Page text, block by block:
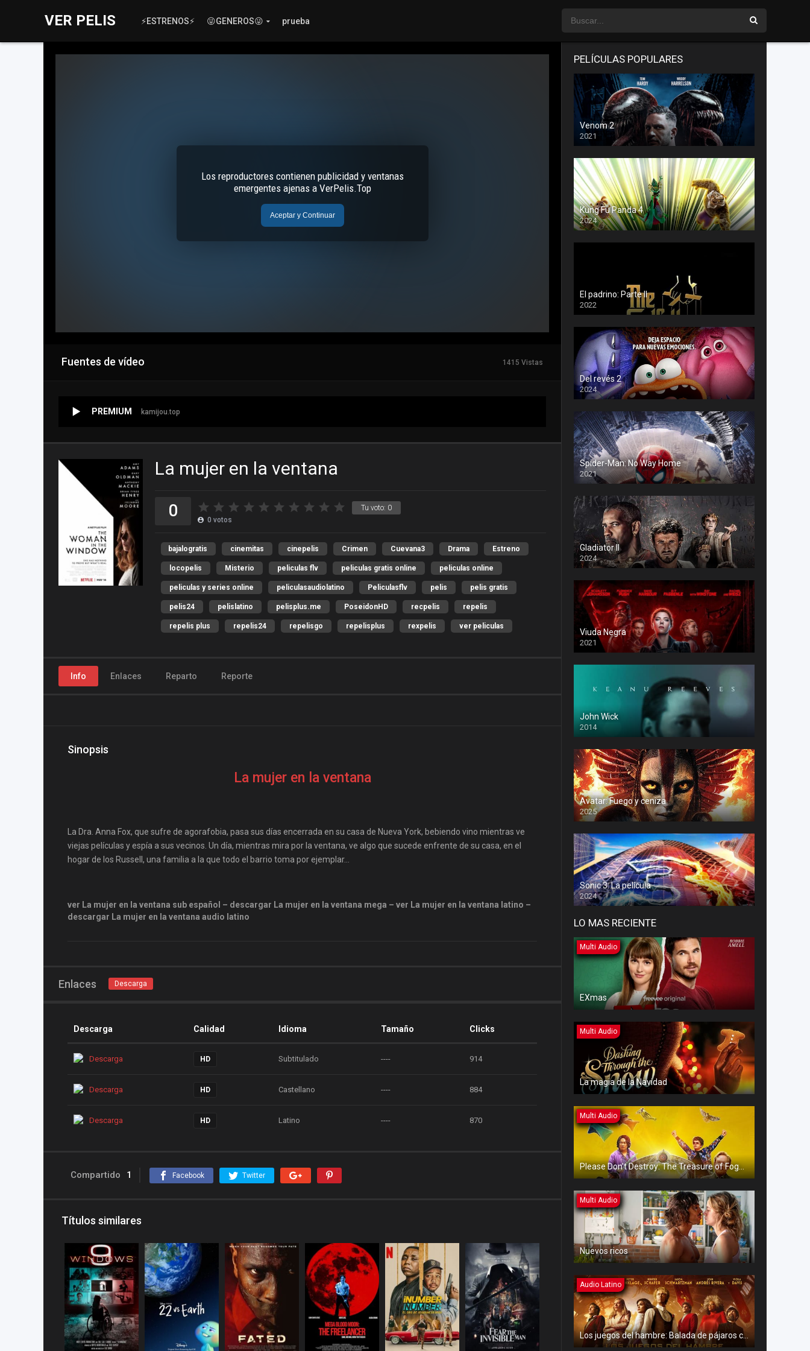
VER PELIS ⚡ESTRENOS⚡ 😜GENEROS😜 prueba
Fuentes de vídeo 1415 Vistas
PREMIUM kamijou.top
La mujer en la ventana
Tu voto: 0
0 0 votos
bajalogratis cinemitas cinepelis Crimen Cuevana3 Drama Estreno
locopelis Misterio peliculas flv peliculas gratis online peliculas online
peliculas y series online peliculasaudiolatino Peliculasflv pelis pelis gratis
pelis24 pelislatino pelisplus.me PoseidonHD recpelis repelis
repelis plus repelis24 repelisgo repelisplus rexpelis ver peliculas
Info Enlaces Reparto Reporte
Sinopsis
La mujer en la ventana
La Dra. Anna Fox, que sufre de agorafobia, pasa sus días encerrada en su casa de Nueva York, bebiendo vino mientras ve
viejas películas y espía a sus vecinos. Un día, mientras mira por la ventana, ve algo que sucede enfrente de su casa, en el
hogar de los Russell, una familia a la que todo el barrio toma por ejemplar…
ver La mujer en la ventana sub español – descargar La mujer en la ventana mega – ver La mujer en la ventana latino –
descargar La mujer en la ventana audio latino
Enlaces Descarga
Descarga Calidad Idioma Tamaño Clicks
Descarga HD Subtitulado ---- 914
Descarga HD Castellano ---- 884
Descarga HD Latino ---- 870
Compartido 1 Facebook Twitter
Títulos similares
PELÍCULAS POPULARES
Venom 2
2021
Kung Fu Panda 4
2024
El padrino: Parte II
2022
Del revés 2
2024
Spider-Man: No Way Home
2021
Gladiator II
2024
Viuda Negra
2021
John Wick
2014
Avatar: Fuego y ceniza
2025
Sonic 3: La película
2024
LO MAS RECIENTE
Multi Audio
EXmas
Multi Audio
La magia de la Navidad
Multi Audio
Please Don’t Destroy: The Treasure of Foggy Mountain
Multi Audio
Nuevos ricos
Audio Latino
Los juegos del hambre: Balada de pájaros cantores y serpientes